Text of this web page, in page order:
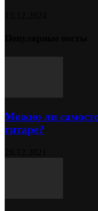
Можно ли
гитаре?